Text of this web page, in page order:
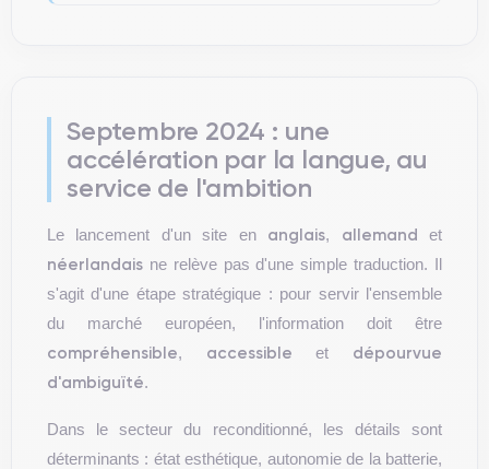
Septembre 2024 : une
accélération par la langue, au
service de l'ambition
Le lancement d'un site en anglais, allemand et
néerlandais ne relève pas d'une simple traduction. Il
s'agit d'une étape stratégique : pour servir l'ensemble
du marché européen, l'information doit être
compréhensible, accessible et dépourvue
d'ambiguïté.
Dans le secteur du reconditionné, les détails sont
déterminants : état esthétique, autonomie de la batterie,